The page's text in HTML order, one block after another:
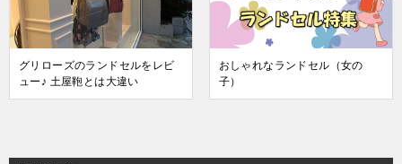
グリローズのランドセルをレビ
ュー♪ 土屋鞄とは大違い
おしゃれなランドセル（女の
子）